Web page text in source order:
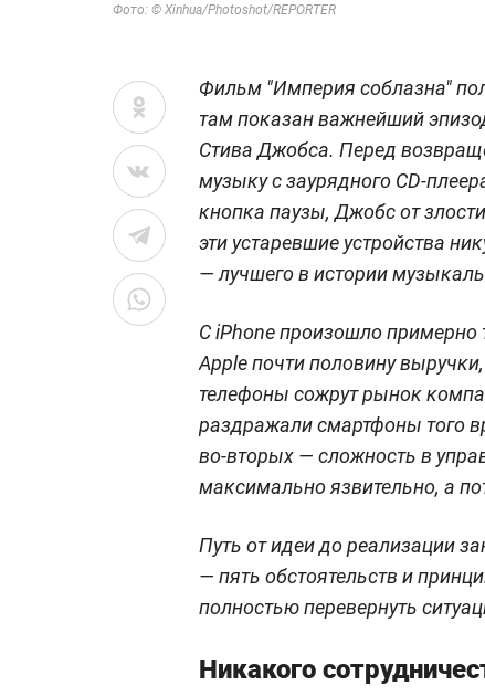
Фото: © Xinhua/Photoshot/REPORTER
Фильм "Империя соблазна"
там показан важнейший
Стива Джобса. Перед
музыку с заурядного CD-
кнопка паузы, Джобс от
эти устаревшие устройства
— лучшего в истории
С iPhone произошло примерно
Apple почти половину
телефоны сожрут рынок
раздражали смартфоны того
во-вторых — сложность в
максимально язвительно, а
Путь от идеи до реализации
— пять обстоятельств и
полностью перевернуть
Никакого